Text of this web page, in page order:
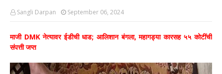
Sangli Darpan September 06, 2024
माजी DMK नेत्यावर ईडीची धाड; आलिशान बंगला, महागड्या कारसह ५५ कोटींची
संपत्ती जप्त